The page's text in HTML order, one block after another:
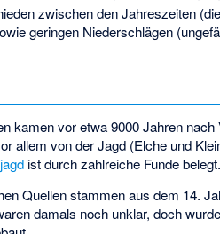
zwischen den Jahreszeiten
geringen Niederschlägen
kamen vor etwa 9000 Jahren
allem von der Jagd (Elche und
ist durch zahlreiche Funde
Quellen stammen aus dem 14.
damals noch unklar, doch